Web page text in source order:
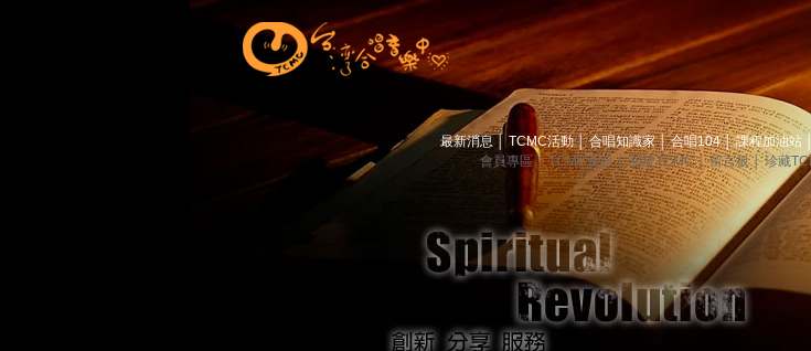
最新消息 TCMC活動│ 合唱知識家│ 合唱104│ 課程加油站
會員專區│ TCMC會訊│ 關於TCMC│ 留言板│ 珍藏